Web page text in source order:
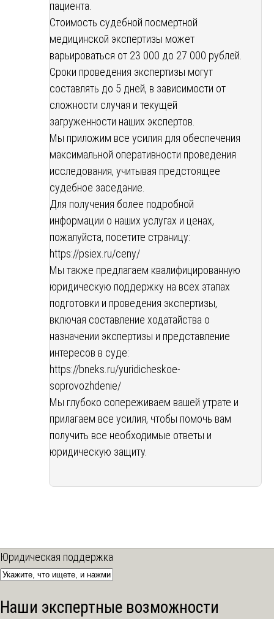
пациента.
Стоимость судебной посмертной
медицинской экспертизы может
варьироваться от 23 000 до 27 000 рублей.
Сроки проведения экспертизы могут
составлять до 5 дней, в зависимости от
сложности случая и текущей
загруженности наших экспертов.
Мы приложим все усилия для обеспечения
максимальной оперативности проведения
исследования, учитывая предстоящее
судебное заседание.
Для получения более подробной
информации о наших услугах и ценах,
пожалуйста, посетите страницу:
https://psiex.ru/ceny/
Мы также предлагаем квалифицированную
юридическую поддержку на всех этапах
подготовки и проведения экспертизы,
включая составление ходатайства о
назначении экспертизы и представление
интересов в суде:
https://bneks.ru/yuridicheskoe-
soprovozhdenie/
Мы глубоко сопереживаем вашей утрате и
прилагаем все усилия, чтобы помочь вам
получить все необходимые ответы и
юридическую защиту.
Юридическая поддержка
Наши экспертные возможности